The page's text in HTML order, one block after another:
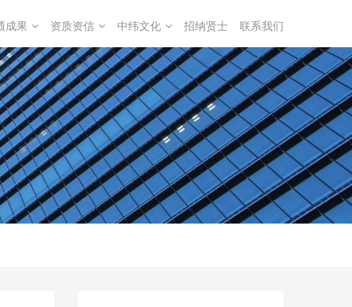
成果 资质资信 中纬文化 招纳贤士 联系我们